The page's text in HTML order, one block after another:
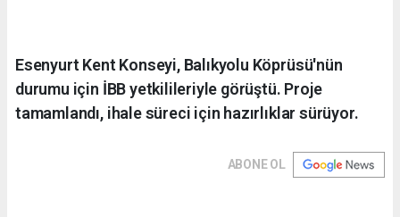
Esenyurt Kent Konseyi, Balıkyolu Köprüsü'nün
durumu için İBB yetkilileriyle görüştü. Proje
tamamlandı, ihale süreci için hazırlıklar sürüyor.
ABONE OL